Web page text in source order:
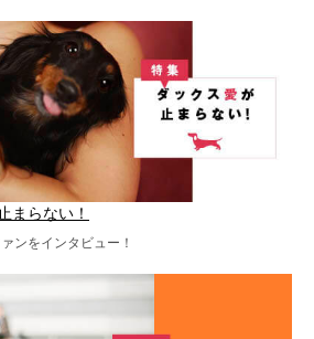
まらない！
ンをインタビュー！